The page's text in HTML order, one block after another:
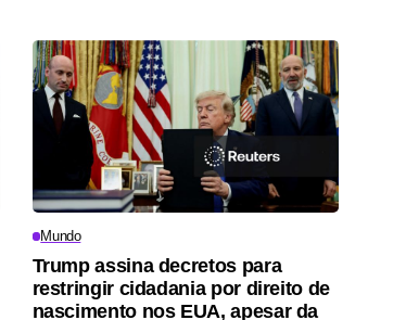
Mundo
Trump assina decretos para
restringir cidadania por direito de
nascimento nos EUA, apesar da